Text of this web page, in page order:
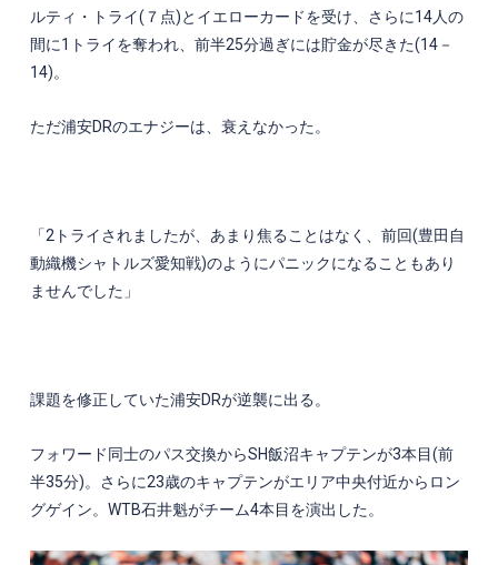
ルティ・トライ( ７点)とイエローカードを受け、さらに14人の
間に1 トライを奪われ、前半25分過ぎには貯金が尽きた(14－
14)。
ただ浦安DRのエナジーは、衰えなかった。
「2トライされましたが、あまり焦ることはなく、前回(豊田自
動織機シャトルズ愛知戦)のようにパニックになることもあり
ませんでした」
課題を修正していた浦安DRが逆襲に出る。
フォワード同士のパス交換からSH飯沼キャプテンが3本目(前
半35分)。さらに23歳のキャプテンがエリア中央付近からロン
グゲイン。 WTB石井魁がチーム4本目を演出した。